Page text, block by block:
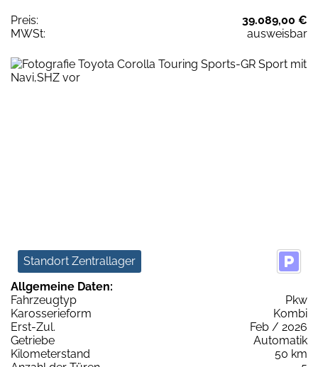
Preis:
39.089,00 €
MWSt:
ausweisbar
Standort Zentrallager
Allgemeine Daten:
Fahrzeugtyp
Pkw
Karosserieform
Kombi
Erst-Zul.
Feb / 2026
Getriebe
Automatik
Kilometerstand
50 km